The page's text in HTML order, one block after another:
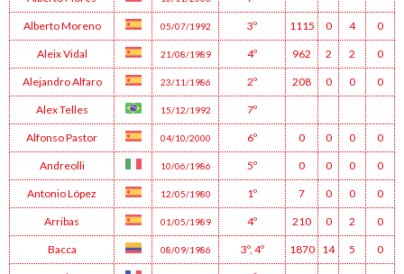
Alberto Moreno 05/07/1992 3º 1115 0 4 0
Aleix Vidal 21/08/1989 4º 962 2 2 0
Alejandro Alfaro 23/11/1986 2º 208 0 0 0
Alex Telles 15/12/1992 7º
Alfonso Pastor 04/10/2000 6º 0 0 0 0
Andreolli 10/06/1986 5º 0 0 0 0
Antonio López 12/05/1980 1º 7 0 0 0
Arribas 01/05/1989 4º 210 0 2 0
Bacca 08/09/1986 3º, 4º 1870 14 5 0